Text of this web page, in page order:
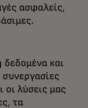
ασφαλείς,
και
οι λύσεις μας
τα